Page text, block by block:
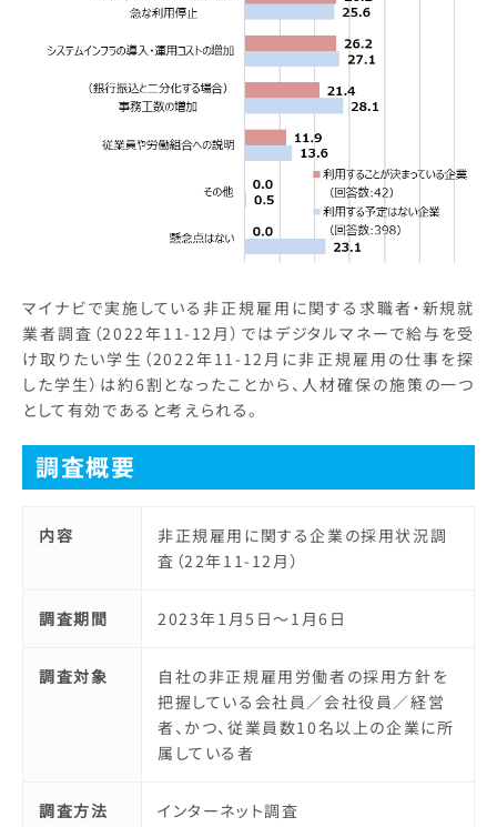
マイナビで実施している非正規雇用に関する求職者・新規就
業者調査（2022年11-12月）ではデジタルマネーで給与を受
け取りたい学生（2022年11-12月に非正規雇用の仕事を探
した学生）は約6割となったことから、人材確保の施策の一つ
として有効であると考えられる。
調査概要
内容
非正規雇用に関する企業の採用状況調
査（22年11-12月）
調査期間 2023年1月5日～1月6日
調査対象
自社の非正規雇用労働者の採用方針を
把握している会社員／会社役員／経営
者、かつ、従業員数10名以上の企業に所
属している者
調査方法 インターネット調査